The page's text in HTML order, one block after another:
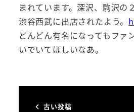
まれています。深沢、駒沢の
渋谷西武に出店されたよう。
どんどん有名になってもファ
いでいてほしいなあ。
古い投稿